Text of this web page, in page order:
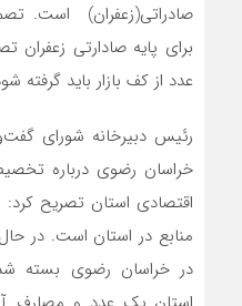
صادراتی(زعفران) است.
برای پایه صادارتی زعفران
عدد از کف بازار باید گرفته
رئیس دبیرخانه شورای
خراسان رضوی درباره
اقتصادی استان تصریح
منابع در استان است. در
در خراسان رضوی بسته